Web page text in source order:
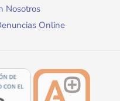
Nosotros
Online